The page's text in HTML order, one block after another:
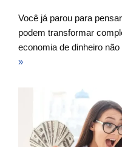
Você já parou para
podem transformar
economia de dinheiro
»